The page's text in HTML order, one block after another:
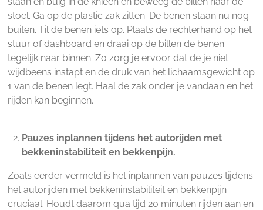
stoel. Ga op de plastic zak zitten. De benen staan nu nog
buiten. Til de benen iets op. Plaats de rechterhand op het
stuur of dashboard en draai op de billen de benen
tegelijk naar binnen. Zo zorg je ervoor dat de je niet
wijdbeens instapt en de druk van het lichaamsgewicht op
1 van de benen legt. Haal de zak onder je vandaan en het
rijden kan beginnen.
Pauzes inplannen tijdens het autorijden met
bekkeninstabiliteit en bekkenpijn.
Zoals eerder vermeld is het inplannen van pauzes tijdens
het autorijden met bekkeninstabiliteit en bekkenpijn
cruciaal. Houdt daarom qua tijd 20 minuten rijden aan en